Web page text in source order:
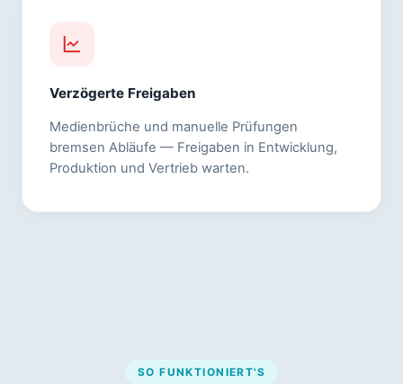
Verzögerte Freigaben
Medienbrüche und manuelle Prüfungen
bremsen Abläufe — Freigaben in Entwicklung,
Produktion und Vertrieb warten.
SO FUNKTIONIERT'S